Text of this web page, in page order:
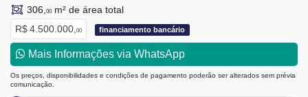
306, 00m² de área total
R$ 4.500.000, 00 financiamento bancário
Mais Informações via WhatsApp
Os preços, disponibilidades e condições de pagamento poderão ser alterados sem prévia
comunicação.